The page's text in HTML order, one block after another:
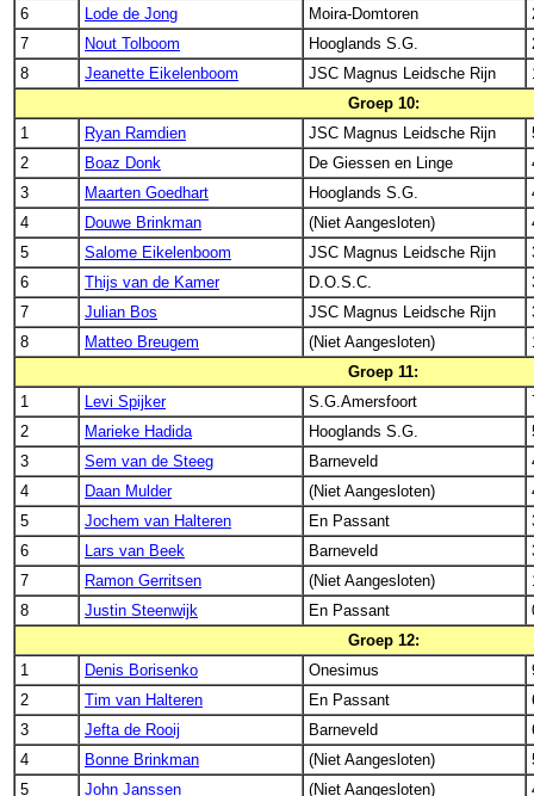
6
Lode de Jong Moira-Domtoren
7
Nout Tolboom Hooglands S.G.
8
Jeanette Eikelenboom JSC Magnus Leidsche Rijn
Groep 10:
1
Ryan Ramdien JSC Magnus Leidsche Rijn
2
Boaz Donk De Giessen en Linge
3
Maarten Goedhart Hooglands S.G.
4
Douwe Brinkman (Niet Aangesloten)
5
Salome Eikelenboom JSC Magnus Leidsche Rijn
6
Thijs van de Kamer D.O.S.C.
7
Julian Bos JSC Magnus Leidsche Rijn
8
Matteo Breugem (Niet Aangesloten)
Groep 11:
1
Levi Spijker S.G.Amersfoort
2
Marieke Hadida Hooglands S.G.
3
Sem van de Steeg Barneveld
4
Daan Mulder (Niet Aangesloten)
5
Jochem van Halteren En Passant
6
Lars van Beek Barneveld
7
Ramon Gerritsen (Niet Aangesloten)
8
Justin Steenwijk En Passant
Groep 12:
1
Denis Borisenko Onesimus
2
Tim van Halteren En Passant
3
Jefta de Rooij Barneveld
4
Bonne Brinkman (Niet Aangesloten)
5
John Janssen (Niet Aangesloten)